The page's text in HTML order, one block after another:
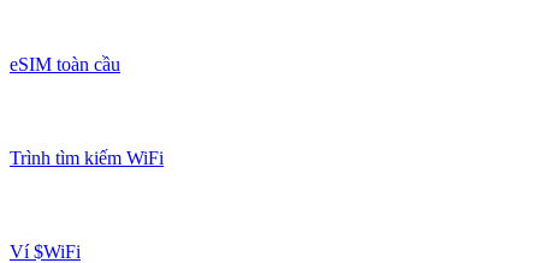
eSIM toàn cầu
Trình tìm kiếm WiFi
Ví $WiFi